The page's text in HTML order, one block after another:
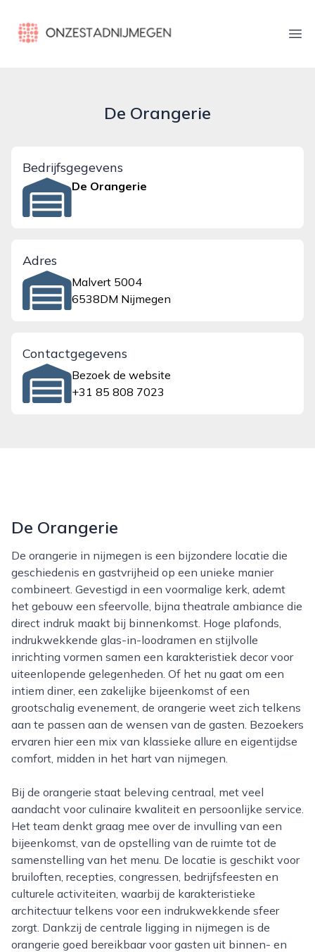
onzestadnijmegen.nl
De Orangerie
Bedrijfsgegevens
De Orangerie
Adres
Malvert 5004
6538DM Nijmegen
Contactgegevens
Bezoek de website
+31 85 808 7023
De Orangerie
De orangerie in nijmegen is een bijzondere locatie die
geschiedenis en gastvrijheid op een unieke manier
combineert. Gevestigd in een voormalige kerk, ademt
het gebouw een sfeervolle, bijna theatrale ambiance die
direct indruk maakt bij binnenkomst. Hoge plafonds,
indrukwekkende glas-in-loodramen en stijlvolle
inrichting vormen samen een karakteristiek decor voor
uiteenlopende gelegenheden. Of het nu gaat om een
intiem diner, een zakelijke bijeenkomst of een
grootschalig evenement, de orangerie weet zich telkens
aan te passen aan de wensen van de gasten. Bezoekers
ervaren hier een mix van klassieke allure en eigentijdse
comfort, midden in het hart van nijmegen.
Bij de orangerie staat beleving centraal, met veel
aandacht voor culinaire kwaliteit en persoonlijke service.
Het team denkt graag mee over de invulling van een
bijeenkomst, van de opstelling van de ruimte tot de
samenstelling van het menu. De locatie is geschikt voor
bruiloften, recepties, congressen, bedrijfsfeesten en
culturele activiteiten, waarbij de karakteristieke
architectuur telkens voor een indrukwekkende sfeer
zorgt. Dankzij de centrale ligging in nijmegen is de
orangerie goed bereikbaar voor gasten uit binnen- en